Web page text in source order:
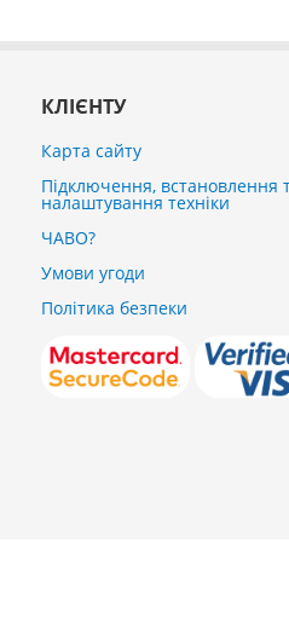
КЛІЄНТУ
Карта сайту
Підключення, встановлення
налаштування техніки
ЧАВО?
Умови угоди
Політика безпеки